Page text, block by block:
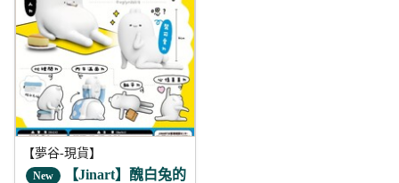
【夢谷-現貨】
New 【Jinart】醜白兔的